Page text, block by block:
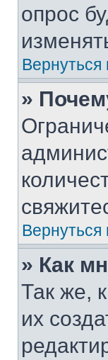
опрос
Вернуться
»
Вернуться
» Как
Так же,
их